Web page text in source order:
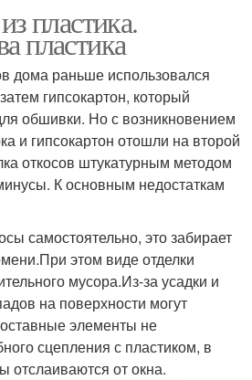
пластика.
пластика
дома раньше использовался
гипсокартон, который
обшивки. Но с возникновением
и гипсокартон отошли на второй
откосов штукатурным методом
К основным недостаткам
самостоятельно, это забирает
этом виде отделки
мусора.Из-за усадки и
на поверхности могут
элементы не
сцепления с пластиком, в
отслаиваются от окна.